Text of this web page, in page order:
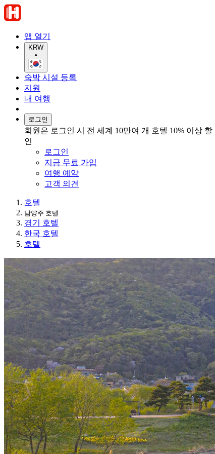
앱 열기
KRW
•
숙박 시설 등록
지원
내 여행
로그인
회원은 로그인 시 전 세계 10만여 개 호텔 10% 이상 할
인
로그인
지금 무료 가입
여행 예약
고객 의견
호텔
남양주 호텔
경기 호텔
한국 호텔
호텔